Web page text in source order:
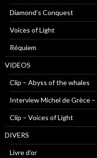
Diamond’s Conquest
Voices of Light
Réquiem
VIDEOS
Clip – Abyss of the whales
Interview Michel de Grèce
Clip – Voices of Light
DIVERS
Livre d’or